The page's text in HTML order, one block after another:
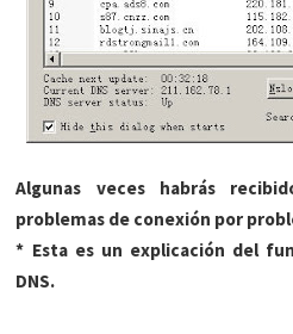
Algunas veces habrás
problemas de conexión por
* Esta es un explicación del
DNS.